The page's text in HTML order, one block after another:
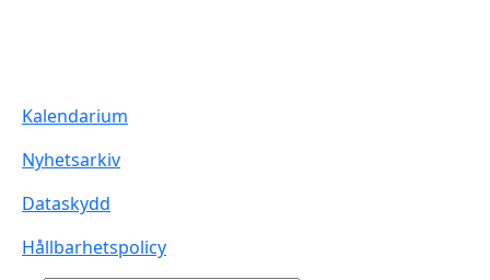
Kalendarium
Nyhetsarkiv
Dataskydd
Hållbarhetspolicy